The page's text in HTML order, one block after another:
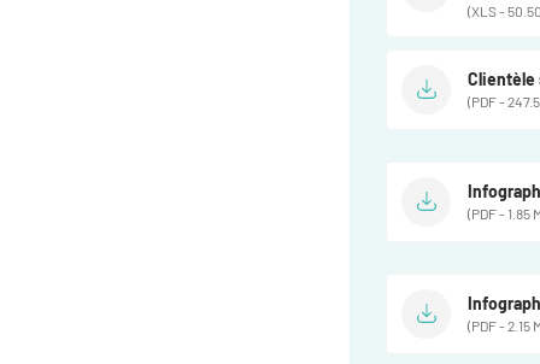
(XLS -
Clientèle
(PDF -
(PDF - 1.85
(PDF - 2.15